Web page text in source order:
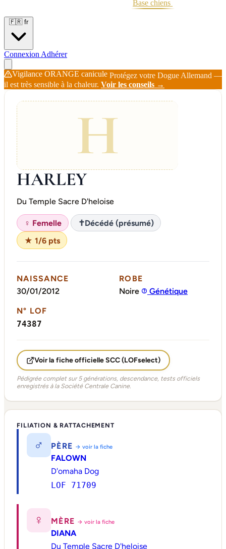
Base chiens
🇫🇷 fr
Connexion Adhérer
Vigilance ORANGE canicule Protégez votre Dogue Allemand —
il est très sensible à la chaleur. Voir les conseils →
H
HARLEY
Du Temple Sacre D'heloise
♀ Femelle ✝Décédé (présumé)
★ 1/6 pts
NAISSANCE
30/01/2012
ROBE
Noire
Génétique
N° LOF
74387
Voir la fiche officielle SCC (LOFselect)
Pédigrée complet sur 5 générations, descendance, tests officiels
enregistrés à la Société Centrale Canine.
FILIATION & RATTACHEMENT
♂ PÈRE → voir la fiche
FALOWN
D'omaha Dog
LOF 71709
♀ MÈRE → voir la fiche
DIANA
Du Temple Sacre D'heloise